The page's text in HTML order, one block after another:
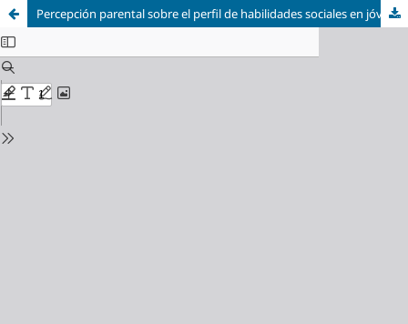
Percepción parental sobre el perfil de habilidades sociales en jóvenes estudiantes con síndrome de Down: un estudio de caso.